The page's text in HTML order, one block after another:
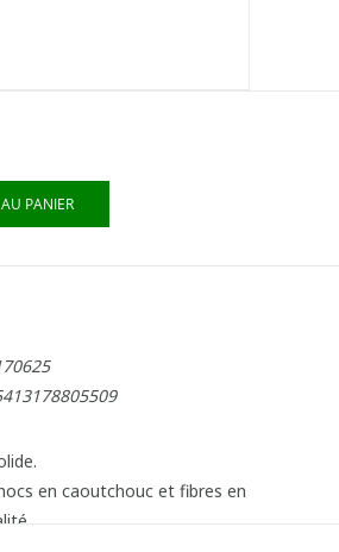
PANIER
en caoutchouc et fibres en